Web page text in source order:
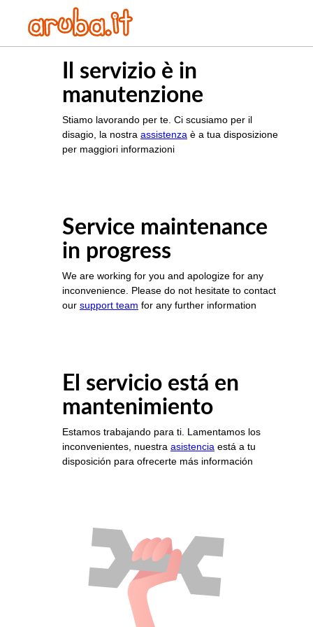
Il servizio è in
manutenzione
Stiamo lavorando per te. Ci scusiamo per il
disagio, la nostra assistenza è a tua disposizione
per maggiori informazioni
Service maintenance
in progress
We are working for you and apologize for any
inconvenience. Please do not hesitate to contact
our support team for any further information
El servicio está en
mantenimiento
Estamos trabajando para ti. Lamentamos los
inconvenientes, nuestra asistencia está a tu
disposición para ofrecerte más información